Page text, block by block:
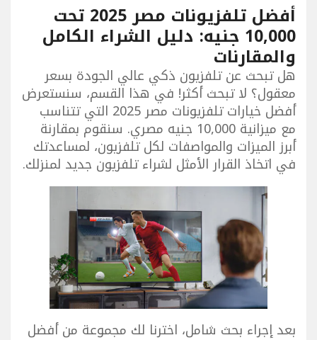
أفضل تلفزيونات مصر 2025 تحت
10,000 جنيه: دليل الشراء الكامل
والمقارنات
هل تبحث عن تلفزيون ذكي عالي الجودة بسعر
معقول؟ لا تبحث أكثر! في هذا القسم، سنستعرض
أفضل خيارات تلفزيونات مصر 2025 التي تتناسب
مع ميزانية 10,000 جنيه مصري. سنقوم بمقارنة
أبرز الميزات والمواصفات لكل تلفزيون، لمساعدتك
في اتخاذ القرار الأمثل لشراء تلفزيون جديد لمنزلك.
بعد إجراء بحث شامل، اخترنا لك مجموعة من أفضل